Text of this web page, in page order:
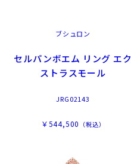
ブシュロン
セルパンボエム リング エク
ストラスモール
JRG02143
￥544,500 （税込）